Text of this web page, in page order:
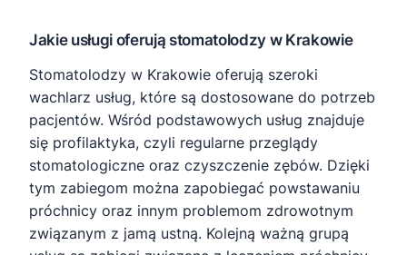
Jakie usługi oferują stomatolodzy w Krakowie
Stomatolodzy w Krakowie oferują szeroki
wachlarz usług, które są dostosowane do potrzeb
pacjentów. Wśród podstawowych usług znajduje
się profilaktyka, czyli regularne przeglądy
stomatologiczne oraz czyszczenie zębów. Dzięki
tym zabiegom można zapobiegać powstawaniu
próchnicy oraz innym problemom zdrowotnym
związanym z jamą ustną. Kolejną ważną grupą